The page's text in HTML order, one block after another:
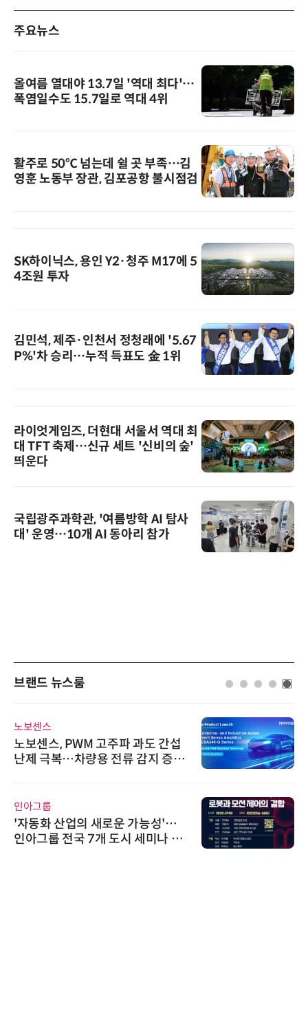
주요뉴스
올여름 열대야 13.7일 '역대 최다'…
폭염일수도 15.7일로 역대 4위
활주로 50℃ 넘는데 쉴 곳 부족…김
영훈 노동부 장관, 김포공항 불시점검
SK하이닉스, 용인 Y2·청주 M17에 5
4조원 투자
김민석, 제주·인천서 정청래에 '5.67
P%'차 승리…누적 득표도 金 1위
라이엇게임즈, 더현대 서울서 역대 최
대 TFT 축제…신규 세트 '신비의 숲'
띄운다
국립광주과학관, '여름방학 AI 탐사
대' 운영…10개 AI 동아리 참가
브랜드 뉴스룸
노보센스
노보센스, PWM 고주파 과도 간섭
난제 극복…차량용 전류 감지 증폭
인아그룹
'자동화 산업의 새로운 가능성'…
인아그룹 전국 7개 도시 세미나 페